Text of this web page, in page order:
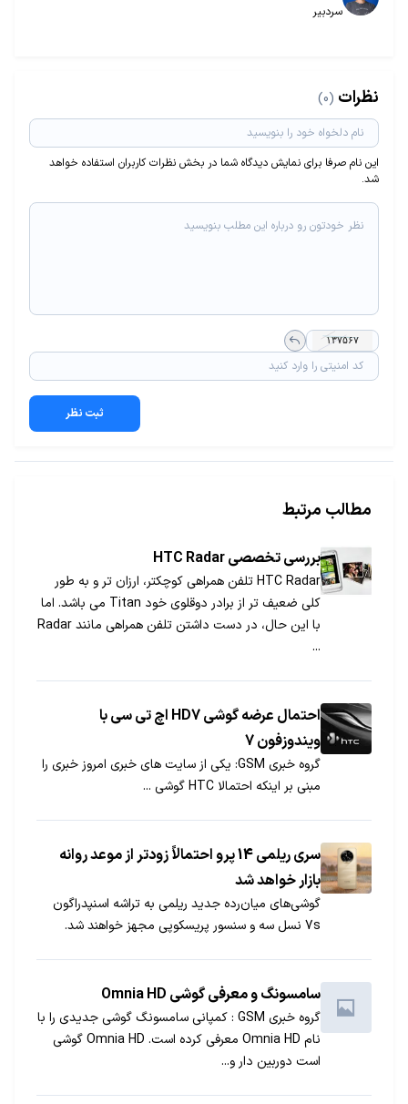
سردبیر
نظرات (0)
این نام صرفا برای نمایش دیدگاه شما در بخش نظرات کاربران استفاده خواهد
شد.
ثبت نظر
مطالب مرتبط
بررسی تخصصی HTC Radar
HTC Radar تلفن همراهی کوچکتر، ارزان تر و به طور
کلی ضعیف تر از برادر دوقلوی خود Titan می باشد. اما
با این حال، در دست داشتن تلفن همراهی مانند Radar
...
احتمال عرضه گوشی HD7 اچ تی سی با
ویندوزفون 7
گروه خبری GSM: یکی از سایت های خبری امروز خبری را
مبنی بر اینکه احتمالا HTC گوشی ...
سری ریلمی 14 پرو احتمالاً زودتر از موعد روانه
بازار خواهد شد
گوشی‌های میان‌رده جدید ریلمی به تراشه اسنپدراگون
7s نسل سه و سنسور پریسکوپی مجهز خواهند شد.
سامسونگ و معرفی گوشی Omnia HD
گروه خبری GSM : کمپانی سامسونگ گوشی جدیدی را با
نام Omnia HD معرفی کرده است. Omnia HD گوشی
است دوربین دار و...